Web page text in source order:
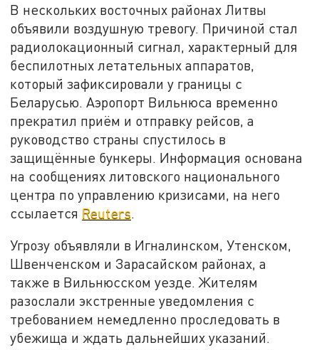
В нескольких восточных районах Литвы
объявили воздушную тревогу. Причиной стал
радиолокационный сигнал, характерный для
беспилотных летательных аппаратов,
который зафиксировали у границы с
Беларусью.Аэропорт Вильнюса временно
прекратил приём и отправку рейсов, а
руководство страны спустилось в
защищённые бункеры. Информация основана
на сообщениях литовского национального
центра по управлению кризисами, на него
ссылается Reuters.
Угрозу объявляли в Игналинском, Утенском,
Швенченском и Зарасайском районах, а
также в Вильнюсском уезде. Жителям
разослали экстренные уведомления с
требованием немедленно проследовать в
убежища и ждать дальнейших указаний.